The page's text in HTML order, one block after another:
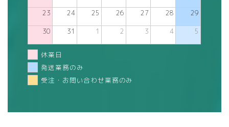
23 24 25 26 27 28 29
30 31 1 2 3 4 5
休業日
発送業務のみ
受注・お問い合わせ業務のみ